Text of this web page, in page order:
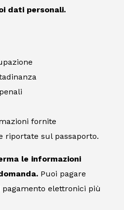
dati personali.
fornite
riportate sul passaporto.
le informazioni
Puoi pagare
elettronici più